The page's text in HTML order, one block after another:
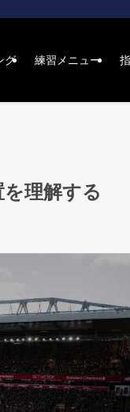
グ 練習メニュー
理解する